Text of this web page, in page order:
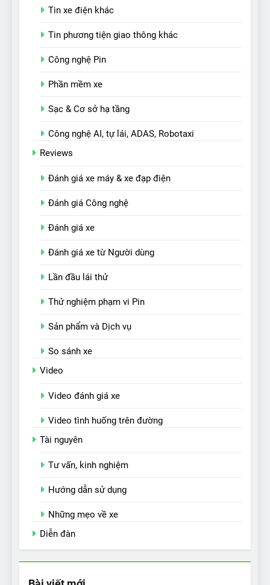
Tin xe điện khác
Tin phương tiện giao thông khác
Công nghệ Pin
Phần mềm xe
Sạc & Cơ sở hạ tầng
Công nghệ AI, tự lái, ADAS, Robotaxi
Reviews
Đánh giá xe máy & xe đạp điện
Đánh giá Công nghệ
Đánh giá xe
Đánh giá xe từ Người dùng
Lần đầu lái thử
Thử nghiệm phạm vi Pin
Sản phẩm và Dịch vụ
So sánh xe
Video
Video đánh giá xe
Video tình huống trên đường
Tài nguyên
Tư vấn, kinh nghiệm
Hướng dẫn sử dụng
Những mẹo về xe
Diễn đàn